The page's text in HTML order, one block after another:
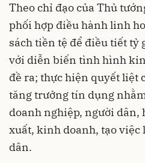
Theo chỉ đạo của Thủ
phối hợp điều hành linh
sách tiền tệ để điều tiết tỷ
với diễn biến tình hình
đề ra; thực hiện quyết liệt
tăng trưởng tín dụng
doanh nghiệp, người dân,
xuất, kinh doanh, tạo việc
dân.